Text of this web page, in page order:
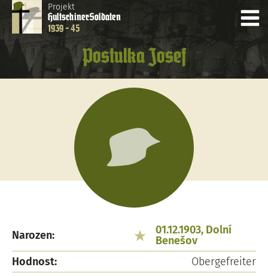
Projekt
HultschinerSoldaten
1939 - 45
Postulka Josef
Narozen:
01.12.1903, Dolní
Benešov
Hodnost:
Obergefreiter